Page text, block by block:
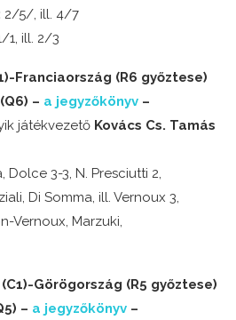
2/5/, ill. 4/7
1, ill. 2/3
Franciaország (R6 győztese)
– a jegyzőkönyv –
játékvezető Kovács Cs. Tamás
Dolce 3-3, N. Presciutti 2,
Di Somma, ill. Vernoux 3,
Vernoux, Marzuki,
Görögország (R5 győztese)
– a jegyzőkönyv –